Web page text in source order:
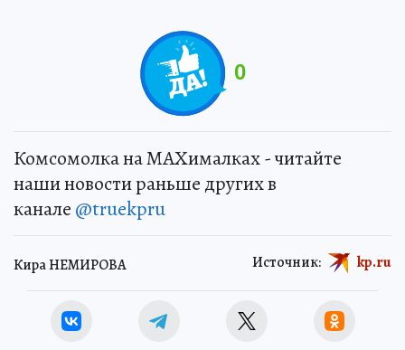
0
Комсомолка на MAXималках - читайте
наши новости раньше других в
канале @truekpru
Кира НЕМИРОВА Источник: kp.ru